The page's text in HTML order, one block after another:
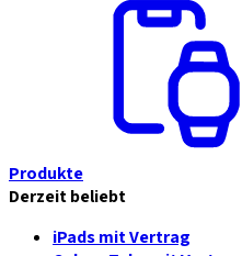
Produkte
Derzeit beliebt
iPads mit Vertrag